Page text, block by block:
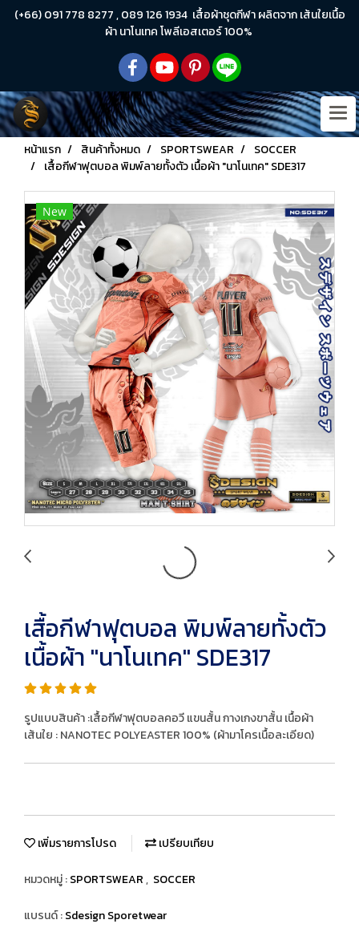
(+66) 091 778 8277 , 089 126 1934 เสื้อผ้าชุดกีฬา ผลิตจาก เส้นใยเนื้อ
ผ้า นาโนเทค โพลีเอสเตอร์ 100%
หน้าแรก สินค้าทั้งหมด SPORTSWEAR
SOCCER
เสื้อกีฬาฟุตบอล พิมพ์ลายทั้งตัว เนื้อผ้า "นาโนเทค" SDE317
New
เสื้อกีฬาฟุตบอล พิมพ์ลายทั้งตัว
เนื้อผ้า "นาโนเทค" SDE317
รูปแบบสินค้า :เสื้อกีฬาฟุตบอลคอวี แขนสั้น กางเกงขาสั้น เนื้อผ้า
เส้นใย : NANOTEC POLYEASTER 100% (ผ้ามาโครเนื้อละเอียด)
เพิ่มรายการโปรด เปรียบเทียบ
หมวดหมู่ :SPORTSWEAR, SOCCER
แบรนด์ :Sdesign Sporetwear